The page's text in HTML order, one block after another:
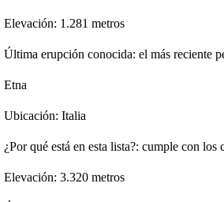
Elevación: 1.281 metros
Última erupción conocida: el más reciente
Etna
Ubicación: Italia
¿Por qué está en esta lista?: cumple con los
Elevación: 3.320 metros